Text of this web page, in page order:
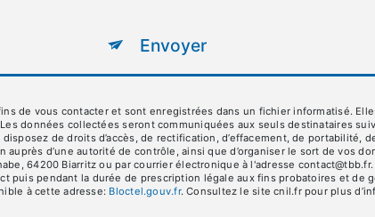
Envoyer
de vous contacter et sont enregistrées dans un fichier informatisé.
données collectées seront communiquées aux seuls destinataires
de droits d’accès, de rectification, d’effacement, de portabilité,
d’une autorité de contrôle, ainsi que d’organiser le sort de vos
64200 Biarritz ou par courrier électronique à l'adresse
puis pendant la durée de prescription légale aux fins probatoires et de
à cette adresse:
Bloctel.gouv.fr. Consultez le site cnil.fr pour plus